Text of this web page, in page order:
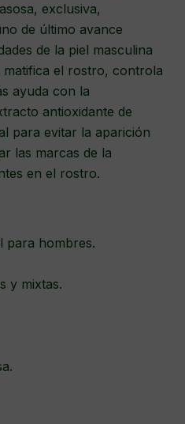
exclusiva,
de último avance
de la piel masculina
el rostro, controla
ayuda con la
antioxidante de
para evitar la aparición
las marcas de la
en el rostro.
para hombres.
y mixtas.